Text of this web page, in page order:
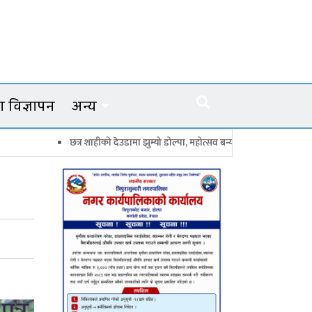
अन्य
छत्र शाहीको देउडामा झुम्यो डोल्पा, महोत्सव बन्यो कर्णालीको सांगीतिक उत्सव